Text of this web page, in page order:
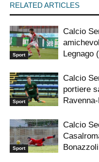
RELATED ARTICLES
Sport
Calcio
Legnago
Sport
Calcio
portiere
Sport
Calcio